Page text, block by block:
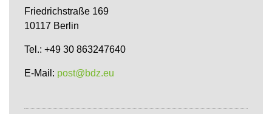
Friedrichstraße 169
10117 Berlin
Tel.: +49 30 863247640
E-Mail: post@bdz.eu